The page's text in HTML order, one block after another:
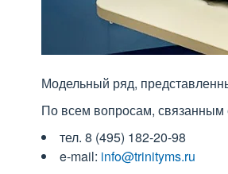
Модельный ряд,
По всем вопросам, связанным
тел. 8 (495) 182-20-98
e-mail: info@trinityms.ru